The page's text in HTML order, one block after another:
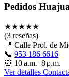
Pedidos
★★★★★
(3 reseñas)
📍 Calle Prol. de
📞 953 186 6616
⏰ 10 a.m.–8 p.m.
Ver detalles